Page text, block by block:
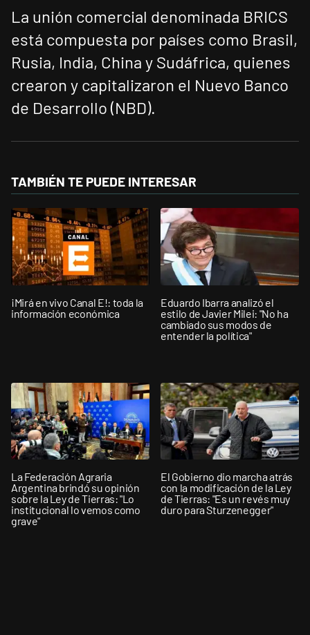
La unión comercial denominada BRICS
está compuesta por países como Brasil,
Rusia, India, China y Sudáfrica, quienes
crearon y capitalizaron el Nuevo Banco
de Desarrollo (NBD).
TAMBIÉN TE PUEDE INTERESAR
¡Mirá en vivo Canal E!: toda la
información económica
Eduardo Ibarra analizó el
estilo de Javier Milei: "No ha
cambiado sus modos de
entender la política"
La Federación Agraria
Argentina brindó su opinión
sobre la Ley de Tierras: "Lo
institucional lo vemos como
grave"
El Gobierno dio marcha atrás
con la modificación de la Ley
de Tierras: "Es un revés muy
duro para Sturzenegger"